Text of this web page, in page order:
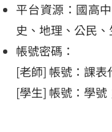
平台資源：國高
史、地理、公民
帳號密碼：
[老師] 帳號：課表
[學生] 帳號：學